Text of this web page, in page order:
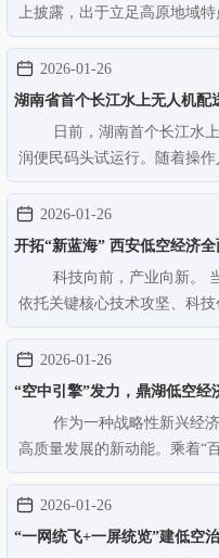
上披露，出于立足高原地域
急救援能力建设，全方位推
青海省成功纳入国家航空消
量再度升级，为西部边远…
2026-01-26
湖南省首个长江水上无人机配
日前，湖南首个长江水
润便民码头试运行。随着操
人机搭载船舶急需的主机配
环境等数据，仅8分钟便将配
岳阳城陵矶海事处与岳阳…
2026-01-26
开拓“新蓝海” 西安低空经济
科技向前，产业向新。
依托关键核心技术攻坚、科
持，西安航空、航天、雷达
势待发，书写新时代低空经
集团西安爱生技术集团有…
2026-01-26
“空中引擎”发力，​鼎湖低空经
作为一种战略性新兴经
高质量发展的新动能。乘着“
广利街道立足战略机遇、砚
定低空经济赛道，以砚洲岛
势转化为发展优势。历经…
2026-01-26
“一网统飞+一屏统览”建低空